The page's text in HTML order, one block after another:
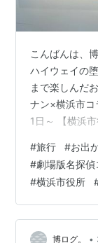
こんばんは、
ハイウェイの
まで楽しんだ
ナン×横浜市
1日～ 【横浜
このような川
ダムに行った
えて水場恐怖
るとなんかゾ
通る時は、中
この横浜市と
#旅行 #お出
#劇場版名探
#横浜市役所
博ログ。 •